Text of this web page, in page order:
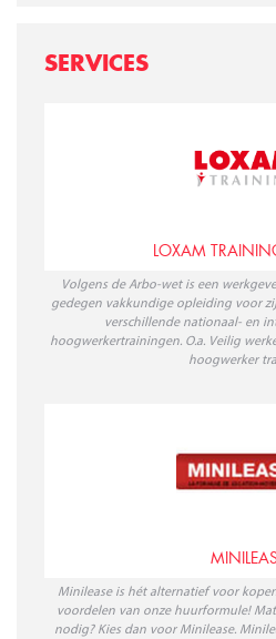
SERVICES
LOXAM
Volgens de Arbo-wet is een
gedegen vakkundige opleiding voor
verschillende nationaal- en
hoogwerkertrainingen. O.a. Veilig
hoogwerker
Minilease is hét alternatief voor
voordelen van onze huurformule!
nodig? Kies dan voor Minilease.